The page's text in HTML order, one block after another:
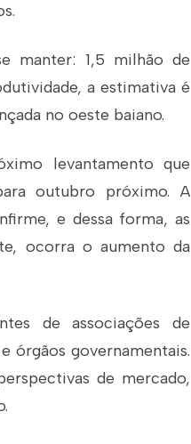
manter: 1,5 milhão de
a estimativa é
no oeste baiano.
levantamento que
outubro próximo. A
e dessa forma, as
ocorra o aumento da
de associações de
órgãos governamentais.
de mercado,